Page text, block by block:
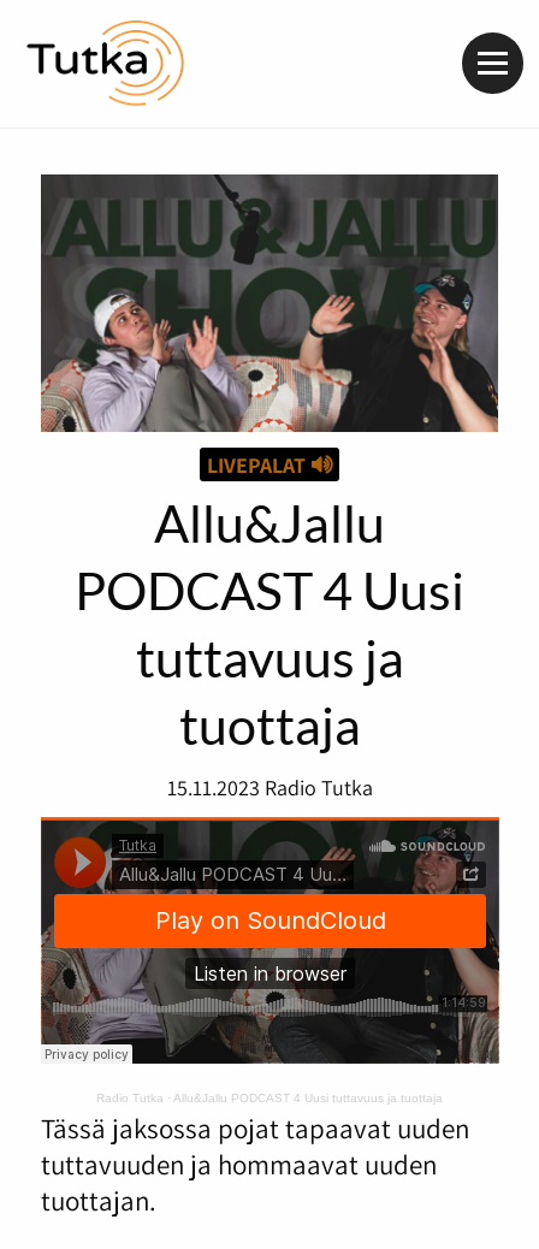
LIVEPALAT
Allu&Jallu
PODCAST 4 Uusi
tuttavuus ja
tuottaja
15.11.2023 Radio Tutka
Radio Tutka · Allu&Jallu PODCAST 4 Uusi tuttavuus ja tuottaja
Tässä jaksossa pojat tapaavat uuden
tuttavuuden ja hommaavat uuden
tuottajan.